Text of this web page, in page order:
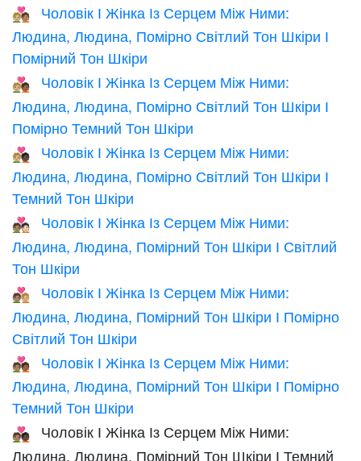
🧑🏼‍❤️‍🧑🏽
Чоловік І Жінка Із Серцем Між Ними:
Людина, Людина, Помірно Світлий Тон Шкіри І
Помірний Тон Шкіри
🧑🏼‍❤️‍🧑🏾
Чоловік І Жінка Із Серцем Між Ними:
Людина, Людина, Помірно Світлий Тон Шкіри І
Помірно Темний Тон Шкіри
🧑🏼‍❤️‍🧑🏿
Чоловік І Жінка Із Серцем Між Ними:
Людина, Людина, Помірно Світлий Тон Шкіри І
Темний Тон Шкіри
🧑🏽‍❤️‍🧑🏻
Чоловік І Жінка Із Серцем Між Ними:
Людина, Людина, Помірний Тон Шкіри І Світлий
Тон Шкіри
🧑🏽‍❤️‍🧑🏼
Чоловік І Жінка Із Серцем Між Ними:
Людина, Людина, Помірний Тон Шкіри І Помірно
Світлий Тон Шкіри
🧑🏽‍❤️‍🧑🏾
Чоловік І Жінка Із Серцем Між Ними:
Людина, Людина, Помірний Тон Шкіри І Помірно
Темний Тон Шкіри
🧑🏽‍❤️‍🧑🏿
Чоловік І Жінка Із Серцем Між Ними:
Людина, Людина, Помірний Тон Шкіри І Темний